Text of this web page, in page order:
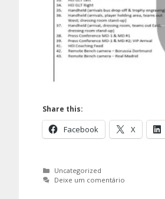
Share this:
Facebook X
Categorias
Uncategorized
Deixe um comentário